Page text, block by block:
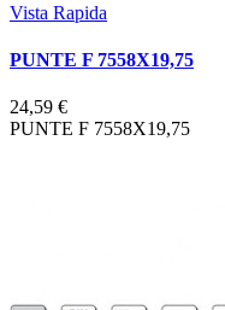
Vista Rapida
PUNTE F 7558X19,75
24,59 €
PUNTE F 7558X19,75